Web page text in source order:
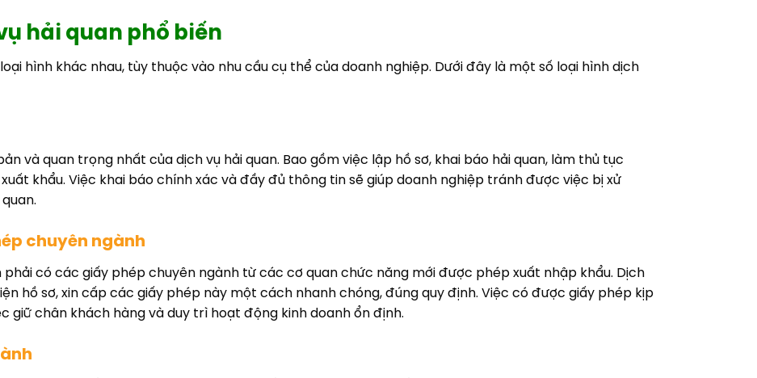
hải quan phổ biến
hình khác nhau, tùy thuộc vào nhu cầu cụ thể của doanh nghiệp. Dưới đây là một số loại hình dịch
và quan trọng nhất của dịch vụ hải quan. Bao gồm việc lập hồ sơ, khai báo hải quan, làm thủ tục
khẩu. Việc khai báo chính xác và đầy đủ thông tin sẽ giúp doanh nghiệp tránh được việc bị xử
chuyên ngành
có các giấy phép chuyên ngành từ các cơ quan chức năng mới được phép xuất nhập khẩu. Dịch
hồ sơ, xin cấp các giấy phép này một cách nhanh chóng, đúng quy định. Việc có được giấy phép kịp
giữ chân khách hàng và duy trì hoạt động kinh doanh ổn định.